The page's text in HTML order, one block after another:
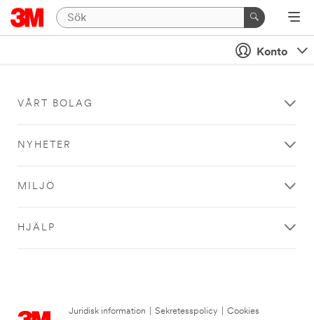
Konto
VÅRT BOLAG
NYHETER
MILJÖ
HJÄLP
Juridisk information Sekretesspolicy
Cookies